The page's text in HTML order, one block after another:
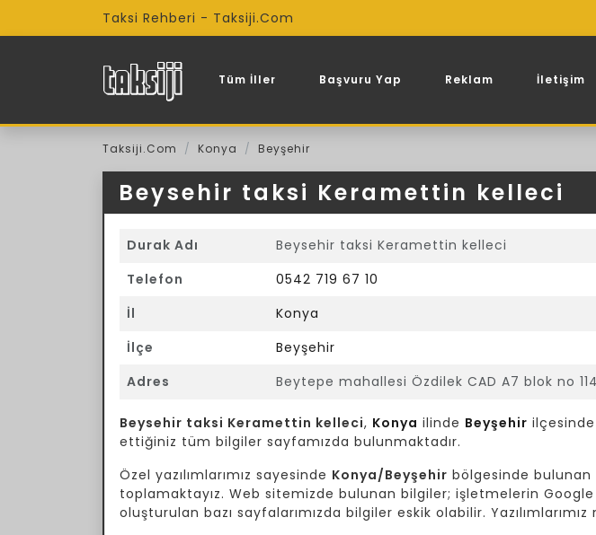
Taksi Rehberi - Taksiji.Com
Tüm İller Başvuru Yap Reklam İletişim
Taksiji.Com Konya Beyşehir
Beysehir taksi Keramettin kelleci
Durak Adı
Beysehir taksi Keramettin kelleci
Telefon
0542 719 67 10
İl
Konya
İlçe
Beyşehir
Adres
Beytepe mahallesi Özdilek CAD A7 blok no
Beysehir taksi Keramettin kelleci, Konya ilinde Beyşehir
ettiğiniz tüm bilgiler sayfamızda bulunmaktadır.
Özel yazılımlarımız sayesinde Konya/Beyşehir bölgesinde
toplamaktayız. Web sitemizde bulunan bilgiler; işletmelerin
oluşturulan bazı sayfalarımızda bilgiler eskik olabilir.